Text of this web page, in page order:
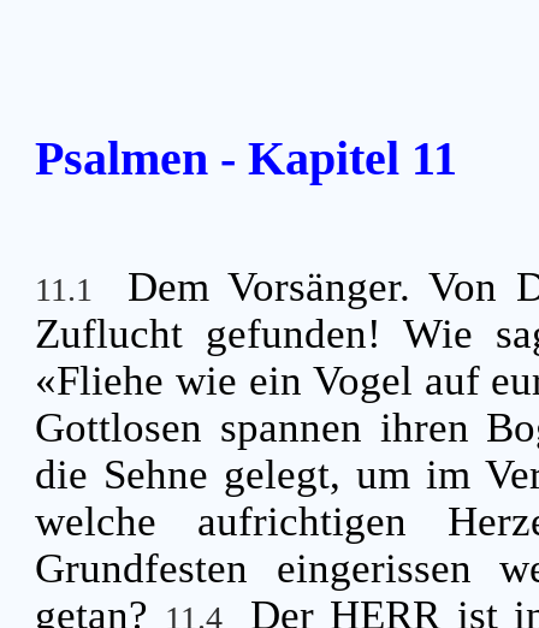
Psalmen - Kapitel 11
11.1
Dem Vorsänger. Von
Zuflucht gefunden! Wie
«Fliehe wie ein Vogel auf
Gottlosen spannen ihren
die Sehne gelegt, um im
welche aufrichtigen
Grundfesten eingerissen
getan? 11.4
Der HERR ist